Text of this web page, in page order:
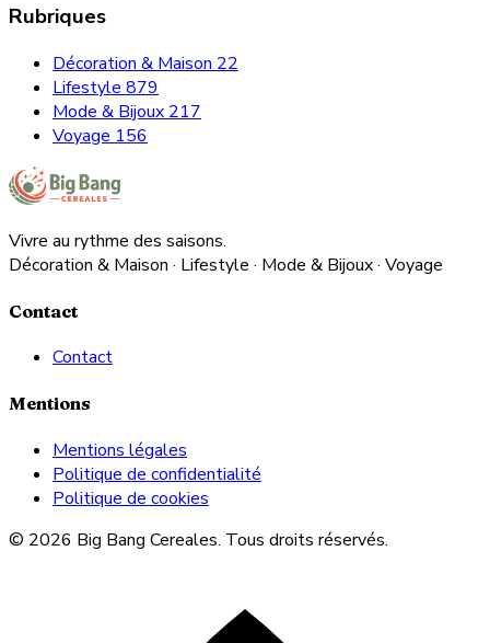
Rubriques
Décoration & Maison 22
Lifestyle 879
Mode & Bijoux 217
Voyage 156
Vivre au rythme des saisons.
Décoration & Maison · Lifestyle · Mode & Bijoux · Voyage
Contact
Contact
Mentions
Mentions légales
Politique de confidentialité
Politique de cookies
© 2026 Big Bang Cereales. Tous droits réservés.